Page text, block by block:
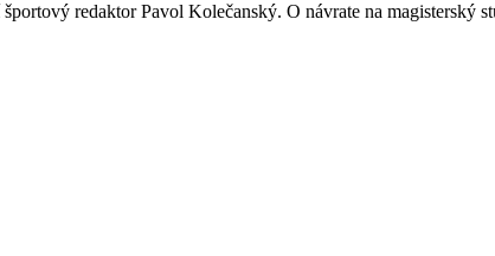
redaktor Pavol Kolečanský. O návrate na magisterský